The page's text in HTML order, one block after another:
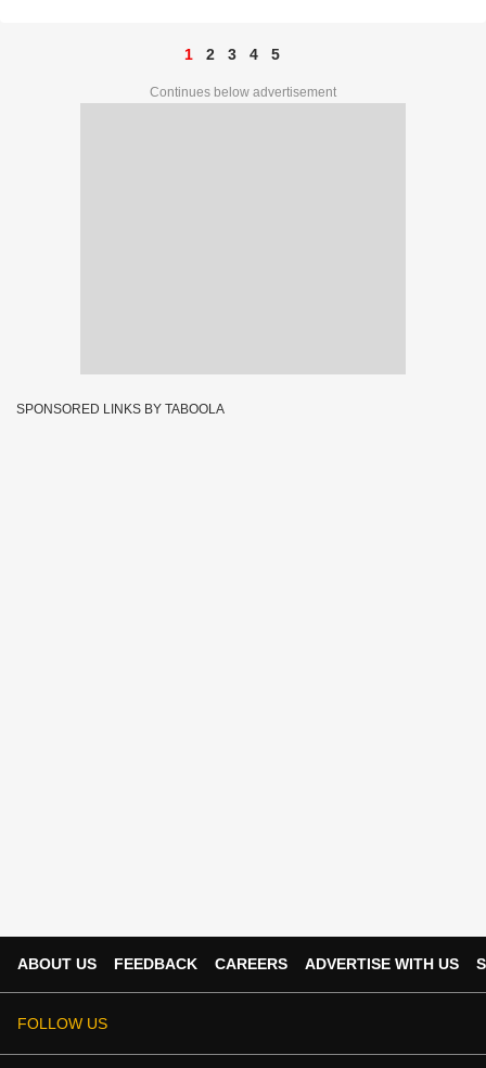
1 2 3 4 5
Continues below advertisement
SPONSORED LINKS BY TABOOLA
ABOUT US FEEDBACK CAREERS ADVERTISE WITH US
FOLLOW US